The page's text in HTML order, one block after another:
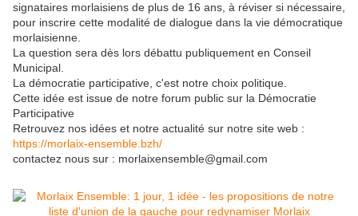
signataires morlaisiens de plus de 16 ans, à réviser si nécessaire,
pour inscrire cette modalité de dialogue dans la vie démocratique
morlaisienne.
La question sera dès lors débattu publiquement en Conseil
Municipal.
La démocratie participative, c'est notre choix politique.
Cette idée est issue de notre forum public sur la Démocratie
Participative
Retrouvez nos idées et notre actualité sur notre site web :
https://morlaix-ensemble.bzh/
contactez nous sur : morlaixensemble@gmail.com